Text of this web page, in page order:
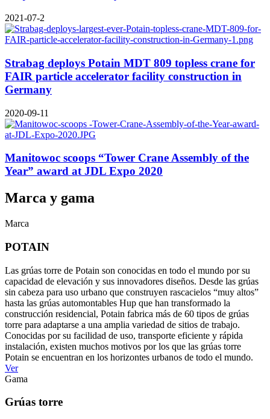
2021-07-2
Strabag deploys Potain MDT 809 topless crane for
FAIR particle accelerator facility construction in
Germany
2020-09-11
Manitowoc scoops “Tower Crane Assembly of the
Year” award at JDL Expo 2020
Marca y gama
Marca
POTAIN
Las grúas torre de Potain son conocidas en todo el mundo por su
capacidad de elevación y sus innovadores diseños. Desde las grúas
sin cabeza para uso urbano que construyen rascacielos “muy altos”
hasta las grúas automontables Hup que han transformado la
construcción residencial, Potain fabrica más de 60 tipos de grúas
torre para adaptarse a una amplia variedad de sitios de trabajo.
Conocidas por su facilidad de uso, transporte eficiente y rápida
instalación, existen muchos motivos por los que las grúas torre
Potain se encuentran en los horizontes urbanos de todo el mundo.
Ver
Gama
Grúas torre